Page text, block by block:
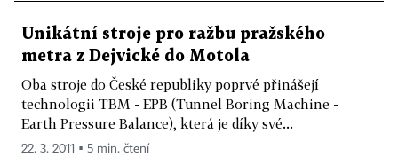
Unikátní stroje pro ražbu pražského
metra z Dejvické do Motola
Oba stroje do České republiky poprvé přinášejí
technologii TBM - EPB (Tunnel Boring Machine -
Earth Pressure Balance), která je díky své...
22. 3. 2011 ▪ 5 min. čtení